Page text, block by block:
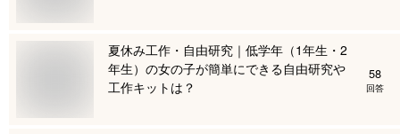
夏休み工作・自由研究｜低学年（1年生・2
年生）の女の子が簡単にできる自由研究や
工作キットは？
58
回答